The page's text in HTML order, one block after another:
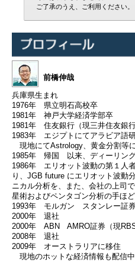
ご了承のうえ、ご利用ください。
前橋伸哉
兵庫県生まれ
1976年 県立明石高校卒
1981年 神戸大学経済学部卒
1981年 住友銀行（現三井住友銀
1983年 エジプトにてアラビア語
現地にてAstrology、黄金分割等
1985年 帰国 以来、ディーリン
1986年 エリオット波動の第１人
り、JGB future にエリオット波動
ニカル分析を、また、会社の上司
星術およびペンタゴン分析の手ほど
1993年 モルガン スタンレー証
2000年 退社
2000年 ABN AMRO証券（現
2008年 退社
2009年 オーストラリアに移住
現地のホットな経済情報も配信中